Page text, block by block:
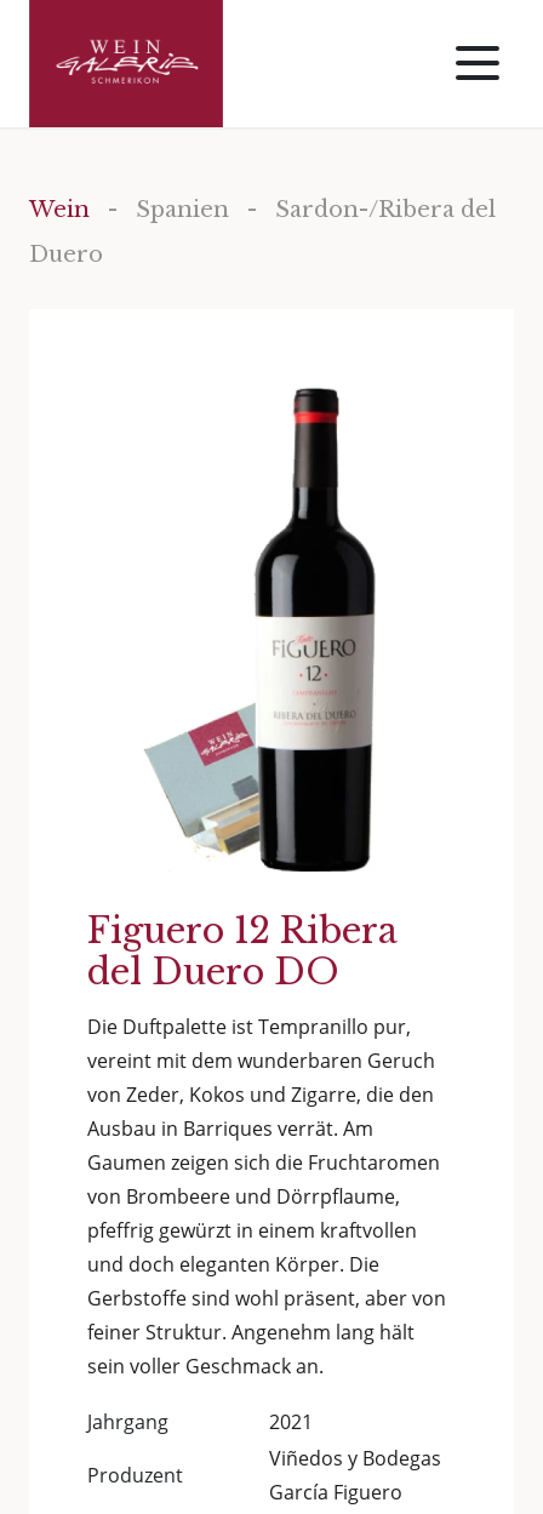
Wein - Spanien - Sardon-/Ribera del
Duero
Figuero 12 Ribera
del Duero DO
Die Duftpalette ist Tempranillo pur,
vereint mit dem wunderbaren Geruch
von Zeder, Kokos und Zigarre, die den
Ausbau in Barriques verrät. Am
Gaumen zeigen sich die Fruchtaromen
von Brombeere und Dörrpflaume,
pfeffrig gewürzt in einem kraftvollen
und doch eleganten Körper. Die
Gerbstoffe sind wohl präsent, aber von
feiner Struktur. Angenehm lang hält
sein voller Geschmack an.
Jahrgang
2021
Produzent
Viñedos y Bodegas
García Figuero